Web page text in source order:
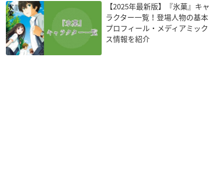
【2025年最新版】『氷菓』キャ
ラクター一覧！登場人物の基本
プロフィール・メディアミック
ス情報を紹介